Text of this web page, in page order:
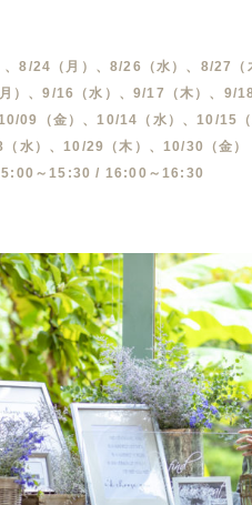
8/24（月）、8/26（水）、8/27（
、9/16（水）、9/17（木）、9/
09（金）、10/14（水）、10/15
水）、10/29（木）、10/30（金）
～15:30 / 16:00～16:30